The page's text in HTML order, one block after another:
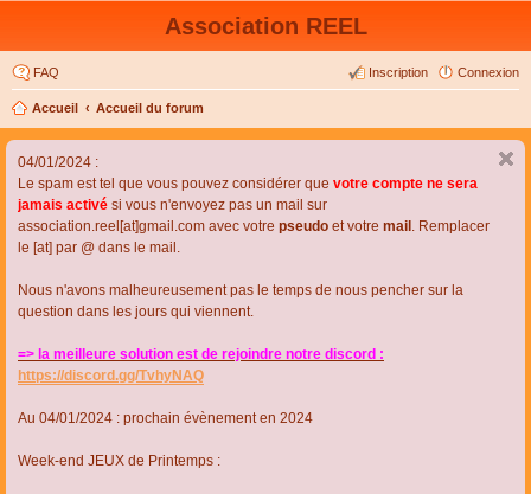
Association REEL
FAQ Connexion
Inscription
Accueil Accueil du forum
04/01/2024 :
Le spam est tel que vous pouvez considérer que votre compte ne sera
jamais activé si vous n'envoyez pas un mail sur
association.reel[at]gmail.com avec votre pseudo et votre mail . Remplacer
le [at] par @ dans le mail.
Nous n'avons malheureusement pas le temps de nous pencher sur la
question dans les jours qui viennent.
=> la meilleure solution est de rejoindre notre discord :
https://discord.gg/TvhyNAQ
Au 04/01/2024 : prochain évènement en 2024
Week-end JEUX de Printemps :